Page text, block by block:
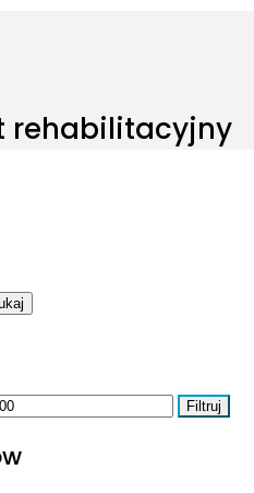
rehabilitacyjny
Filtruj